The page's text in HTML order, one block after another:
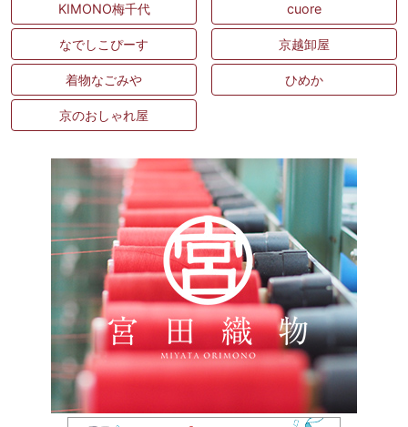
KIMONO梅千代 cuore
なでしこぴーす 京越卸屋
着物なごみや ひめか
京のおしゃれ屋